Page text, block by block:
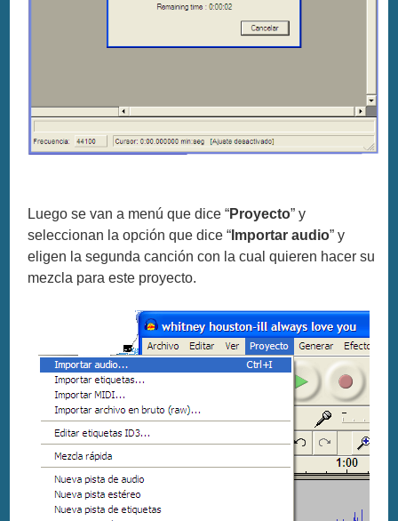
Luego se van a menú que dice “Proyecto” y
seleccionan la opción que dice “ Importar audio” y
eligen la segunda canción con la cual quieren hacer su
mezcla para este proyecto.